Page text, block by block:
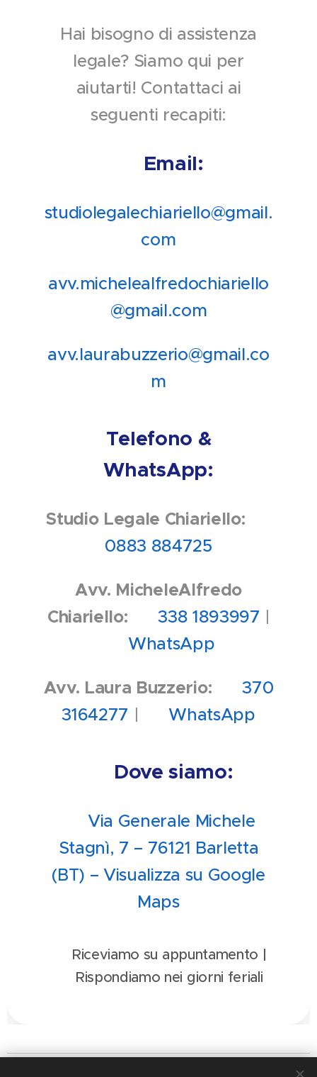
Hai bisogno di assistenza
legale? Siamo qui per
aiutarti! Contattaci ai
seguenti recapiti:
📧 Email:
studiolegalechiariello@gmail.
com
avv.michelealfredochiariello
@gmail.com
avv.laurabuzzerio@gmail.co
m
📞 Telefono & 💬
WhatsApp:
Studio Legale Chiariello:
0883 884725
Avv. MicheleAlfredo
Chiariello:
📞 338 1893997 |
💬 WhatsApp
Avv. Laura Buzzerio:
📞 370
3164277 | 💬 WhatsApp
📍 Dove siamo:
📌 Via Generale Michele
Stagnì, 7 – 76121 Barletta
(BT) – Visualizza su Google
Maps
📅 Riceviamo su appuntamento |
🕒 Rispondiamo nei giorni feriali